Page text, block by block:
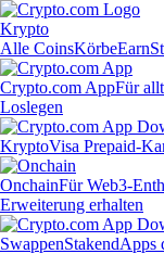
Krypto
Alle CoinsKörbeEarn
Crypto.com AppFür
Loslegen
KryptoVisa Prepaid-
OnchainFür Web3-
Erweiterung erhalten
SwappenStakendApps